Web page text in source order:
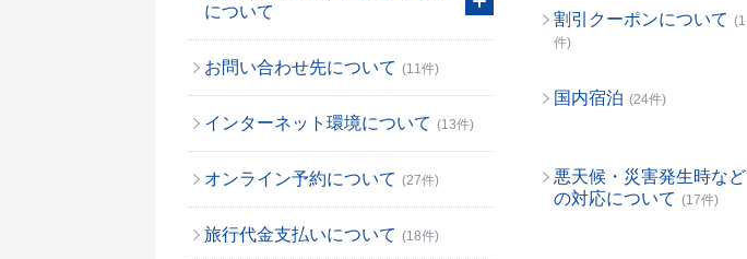
について
お問い合わせ先について (11件)
インターネット環境について (13件)
オンライン予約について (27件)
旅行代金支払いについて (18件)
割引クーポンについて (1
件)
国内宿泊 (24件)
悪天候・災害発生時など
の対応について (17件)